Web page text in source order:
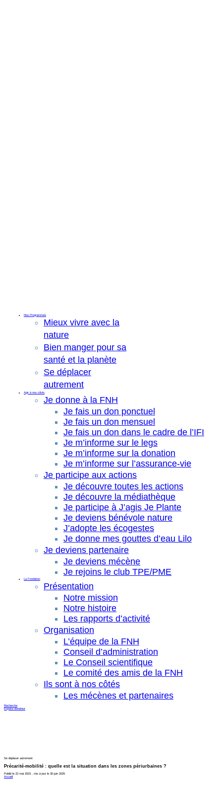
Nos Programmes
Mieux vivre avec la
nature
Bien manger pour sa
santé et la planète
Se déplacer
autrement
Agir à nos côtés
Je donne à la FNH
Je fais un don ponctuel
Je fais un don mensuel
Je fais un don dans le cadre de l’IFI
Je m’informe sur le legs
Je m’informe sur la donation
Je m’informe sur l’assurance-vie
Je participe aux actions
Je découvre toutes les actions
Je découvre la médiathèque
Je participe à J’agis Je Plante
Je deviens bénévole nature
J’adopte les écogestes
Je donne mes gouttes d’eau Lilo
Je deviens partenaire
Je deviens mécène
Je rejoins le club TPE/PME
La Fondation
Présentation
Notre mission
Notre histoire
Les rapports d’activité
Organisation
L’équipe de la FNH
Conseil d’administration
Le Conseil scientifique
Le comité des amis de la FNH
Ils sont à nos côtés
Les mécènes et partenaires
Recherche
Espace donateur
Se déplacer autrement
Précarité-mobilité : quelle est la situation dans les zones périurbaines ?
Publié le 22 mai 2023 , mis à jour le 30 juin 2025
Accueil